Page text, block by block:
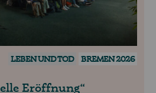
LEBEN UND TOD BREMEN 2026
Eröffnung